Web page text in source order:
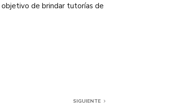
de brindar tutorías de
SIGUIENTE